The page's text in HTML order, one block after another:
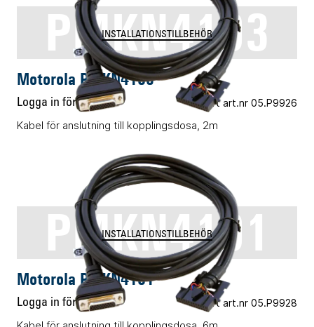
PMKN4103
INSTALLATIONSTILLBEHÖR
Motorola PMKN4103
Logga in för pris Vårt art.nr 05.P9926
Kabel för anslutning till kopplingsdosa, 2m
PMKN4101
INSTALLATIONSTILLBEHÖR
Motorola PMKN4101
Logga in för pris Vårt art.nr 05.P9928